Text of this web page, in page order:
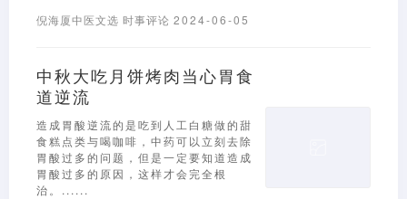
倪海厦中医文选 时事评论 2024-06-05
中秋大吃月饼烤肉当心胃食
道逆流
造成胃酸逆流的是吃到人工白糖做的甜
食糕点类与喝咖啡，中药可以立刻去除
胃酸过多的问题，但是一定要知道造成
胃酸过多的原因，这样才会完全根
治。......